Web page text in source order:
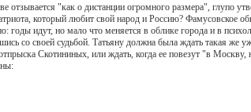
отзывается "как о дистанции огромного размера", глупо
который любит свой народ и Россию? Фамусовское
идут, но мало что меняется в облике города и в
со своей судьбой. Татьяну должна была ждать такая же
Скотининых, или ждать, когда ее повезут "в